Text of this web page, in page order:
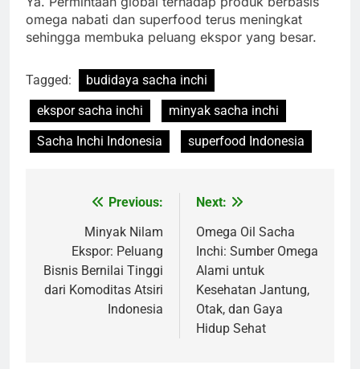
omega nabati dan superfood terus meningkat
sehingga membuka peluang ekspor yang besar.
Tagged:
budidaya sacha inchi
ekspor sacha inchi
minyak sacha inchi
Sacha Inchi Indonesia
superfood Indonesia
NavigasiPrevious:
Minyak Nilam
Ekspor: Peluang
Bisnis Bernilai Tinggi
dari Komoditas Atsiri
Indonesia
Next:
Omega Oil Sacha
Inchi: Sumber Omega
Alami untuk
Kesehatan Jantung,
Otak, dan Gaya
Hidup Sehat